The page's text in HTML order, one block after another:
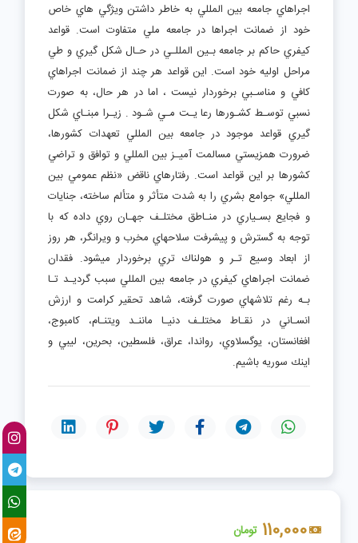
110,000 تومان
اجراهاي جامعه بين المللي به خاطر داشتن ويژگي هاي خاص
خود از ضمانت اجراها در جامعه ملي متفاوت است. قواعد
كيفري حاكم بر جامعه بـين المللـي در حـال شكل گيري و طي
مراحل اوليه خود است. اين قواعد هر چند از ضمانت اجراهاي
كافي و مناسـبي برخوردار نيست ، اما در هر حال، به صورت
نسبي توسـط كشـورها رعا يـت مـي شـود . زيـرا مبنـاي شكل
گيري قواعد موجود در جامعه بين المللي تعهدات كشورها،
ضرورت همزيستي مسالمت آميـز بين المللي و توافق و تراضي
كشورها بر اين قواعد است. رفتارهاي ناقض «نظم عمومي بين
المللي» جوامع بشري را به شدت متأثر و متألم ساخته، جنايات
و فجايع بسـياري در منـاطق مختلـف جهـان روي داده كه با
توجه به گسترش و پيشرفت سلاحهاي مخرب و ويرانگر، هر روز
از ابعاد وسيع تـر و هولناك تري برخوردار ميشود. فقدان
ضمانت اجراهاي كيفري در جامعه بين المللي سبب گرديـد تـا
بـه رغم تلاشهاي صورت گرفته، شاهد تحقير كرامت و ارزش
انسـاني در نقـاط مختلـف دنيـا ماننـد ويتنـام، كامبوج،
افغانستان، يوگسلاوي، رواندا، عراق، فلسطين، بحرين، ليبي و
اينك سوريه باشيم.